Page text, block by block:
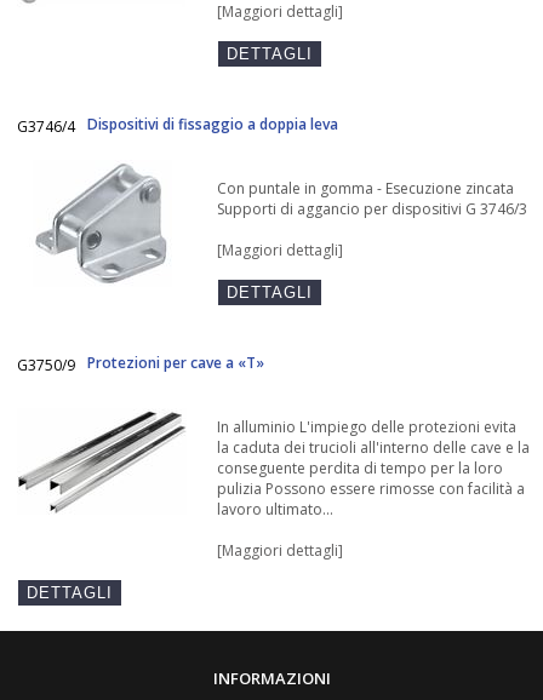
[Maggiori dettagli]
G3746/4 Dispositivi di fissaggio a doppia leva
Con puntale in gomma - Esecuzione zincata
Supporti di aggancio per dispositivi G 3746/3
[Maggiori dettagli]
G3750/9 Protezioni per cave a «T»
In alluminio L'impiego delle protezioni evita
la caduta dei trucioli all'interno delle cave e la
conseguente perdita di tempo per la loro
pulizia Possono essere rimosse con facilità a
lavoro ultimato...
[Maggiori dettagli]
INFORMAZIONI